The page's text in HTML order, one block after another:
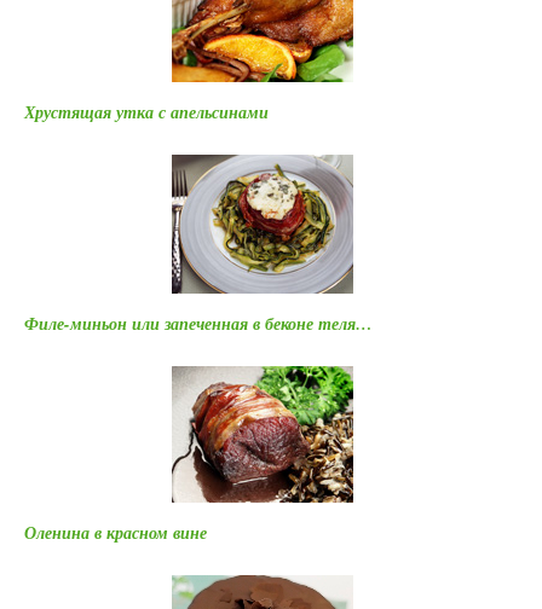
Хрустящая утка с апельсинами
Филе-миньон или запеченная в беконе теля…
Оленина в красном вине